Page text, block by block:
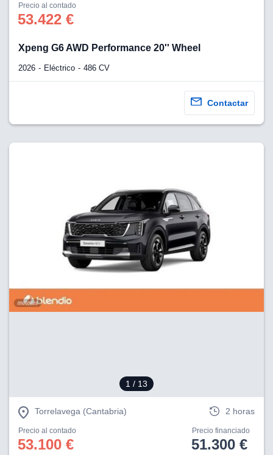
Precio al contado
53.422 €
Xpeng G6 AWD Performance 20'' Wheel
2026 Eléctrico 486 CV
Contactar
1 / 13
Torrelavega (Cantabria) 2 horas
Precio al contado
53.100 €
Precio financiado
51.300 €